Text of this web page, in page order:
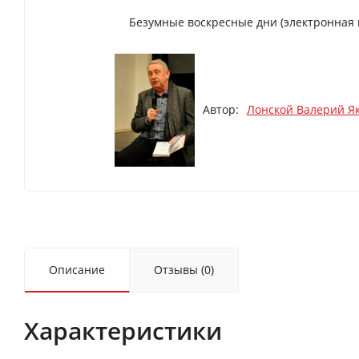
Безумные воскресные дни (электронная
Автор: Лонской Валерий
Описание Отзывы (0)
Характеристики